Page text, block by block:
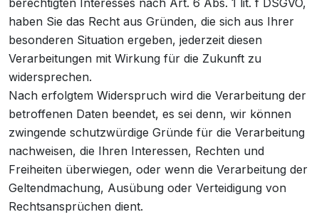
berechtigten Interesses nach Art. 6 Abs. 1 lit. f DSGVO,
haben Sie das Recht aus Gründen, die sich aus Ihrer
besonderen Situation ergeben, jederzeit diesen
Verarbeitungen mit Wirkung für die Zukunft zu
widersprechen.
Nach erfolgtem Widerspruch wird die Verarbeitung der
betroffenen Daten beendet, es sei denn, wir können
zwingende schutzwürdige Gründe für die Verarbeitung
nachweisen, die Ihren Interessen, Rechten und
Freiheiten überwiegen, oder wenn die Verarbeitung der
Geltendmachung, Ausübung oder Verteidigung von
Rechtsansprüchen dient.